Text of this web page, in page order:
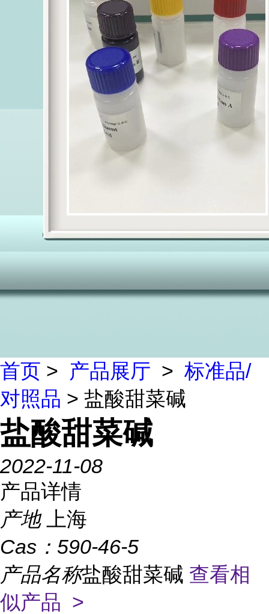
首页 > 产品展厅 > 标准品/
对照品 > 盐酸甜菜碱
盐酸甜菜碱
2022-11-08
产品详情
产地
上海
Cas： 590-46-5
产品名称盐酸甜菜碱 查看相
似产品 >